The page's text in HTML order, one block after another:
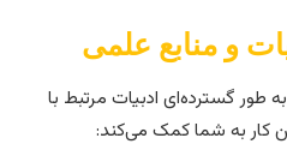
و منابع علمی
گسترده‌ای ادبیات مرتبط با
به شما کمک می‌کند: